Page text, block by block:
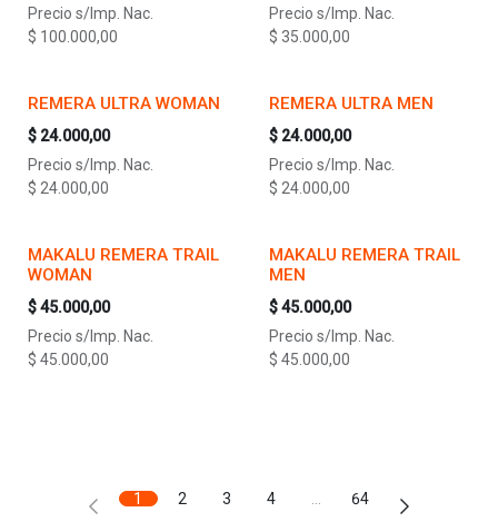
Precio s/Imp. Nac.
$ 100.000,00
Precio s/Imp. Nac.
$ 35.000,00
REMERA ULTRA WOMAN
$ 24.000,00
Precio s/Imp. Nac.
$ 24.000,00
REMERA ULTRA MEN
$ 24.000,00
Precio s/Imp. Nac.
$ 24.000,00
MAKALU REMERA TRAIL
WOMAN
$45.000,00
Precio s/Imp. Nac.
$ 45.000,00
MAKALU REMERA TRAIL
MEN
$45.000,00
Precio s/Imp. Nac.
$ 45.000,00
1 2 3 4 … 64